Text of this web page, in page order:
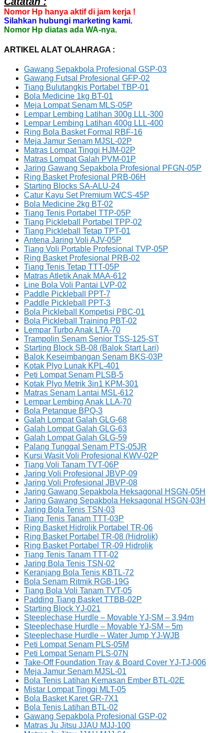
Nomor Hp hanya aktif di jam kerja !
Silahkan hubungi marketing kami.
Nomor Hp diatas ada WA-nya.
ARTIKEL ALAT OLAHRAGA :
Gawang Sepakbola Profesional GSP-03
Gawang Futsal Profesional GFP-02
Tiang Bulutangkis Portabel TBP-01
Bola Medicine 1kg BT-01
Meja Lompat Senam MLS-05P
Lempar Lembing Latihan 300g LLL-300
Lempar Lembing Latihan 400g LLL-400
Ring Bola Basket Formal RBF-16
Meja Jamur Senam MJSL-02P
Matras Lompat Tinggi HJM-02P
Matras Lompat Galah PVM-01P
Jaring Gawang Sepakbola Profesional PFGN-05P
Ring Basket Profesional PRB-06H
Starting Blocks SA-ALU-24
Catur Kayu Set Premium WCS-45P
Bola Medicine 2kg BT-02
Tiang Tenis Portabel TTP-05P
Tiang Pickleball Portabel TPP-02
Tiang Pickleball Tetap TPT-01
Antena Jaring Voli AJV-05P
Tiang Voli Portable Profesional TVP-05P
Ring Basket Profesional PRB-02
Tiang Tenis Tetap TTT-05P
Matras Atletik Anak MAA-612
Line Bola Voli Pantai LVP-02
Paddle Pickleball PPT-7
Paddle Pickleball PPT-3
Bola Pickleball Kompetisi PBC-01
Bola Pickleball Training PBT-02
Lempar Turbo Anak LTA-70
Trampolin Senam Senior TSS-125-ST
Starting Block SB-08 (Balok Start Lari)
Balok Keseimbangan Senam BKS-03P
Kotak Plyo Lunak KPL-401
Peti Lompat Senam PLSB-5
Kotak Plyo Metrik 3in1 KPM-301
Matras Senam Lantai MSL-612
Lempar Lembing Anak LLA-70
Bola Petanque BPQ-3
Galah Lompat Galah GLG-68
Galah Lompat Galah GLG-63
Galah Lompat Galah GLG-59
Palang Tunggal Senam PTS-05JR
Kursi Wasit Voli Profesional KWV-02P
Tiang Voli Tanam TVT-06P
Jaring Voli Profesional JBVP-09
Jaring Voli Profesional JBVP-08
Jaring Gawang Sepakbola Heksagonal HSGN-05H
Jaring Gawang Sepakbola Heksagonal HSGN-03H
Jaring Bola Tenis TSN-03
Tiang Tenis Tanam TTT-03P
Ring Basket Hidrolik Portabel TR-06
Ring Basket Portabel TR-08 (Hidrolik)
Ring Basket Portabel TR-09 Hidrolik
Tiang Tenis Tanam TTT-02
Jaring Bola Tenis TSN-02
Keranjang Bola Tenis KBTL-72
Bola Senam Ritmik RGB-19G
Tiang Bola Voli Tanam TVT-05
Padding Tiang Basket TTBB-02P
Starting Block YJ-021
Steeplechase Hurdle – Movable YJ-SM – 3,94m
Steeplechase Hurdle – Movable YJ-SM – 5m
Steeplechase Hurdle – Water Jump YJ-WJB
Peti Lompat Senam PLS-05M
Peti Lompat Senam PLS-07N
Take-Off Foundation Tray & Board Cover YJ-TJ-006
Meja Jamur Senam MJSL-01
Bola Tenis Latihan Kemasan Ember BTL-02E
Mistar Lompat Tinggi MLT-05
Bola Basket Karet GR-7X1
Bola Tenis Latihan BTL-02
Gawang Sepakbola Profesional GSP-02
Matras Ju Jitsu JJAU MJJ-100